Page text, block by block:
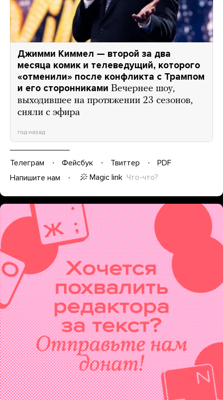
Джимми Киммел — второй за два
месяца комик и телеведущий, которого
«отменили» после конфликта с Трампом
и его сторонниками Вечернее шоу,
выходившее на протяжении 23 сезонов,
сняли с эфира
год назад
Телеграм Фейсбук Твиттер
PDF
Напишите нам
Magic link Что-что?